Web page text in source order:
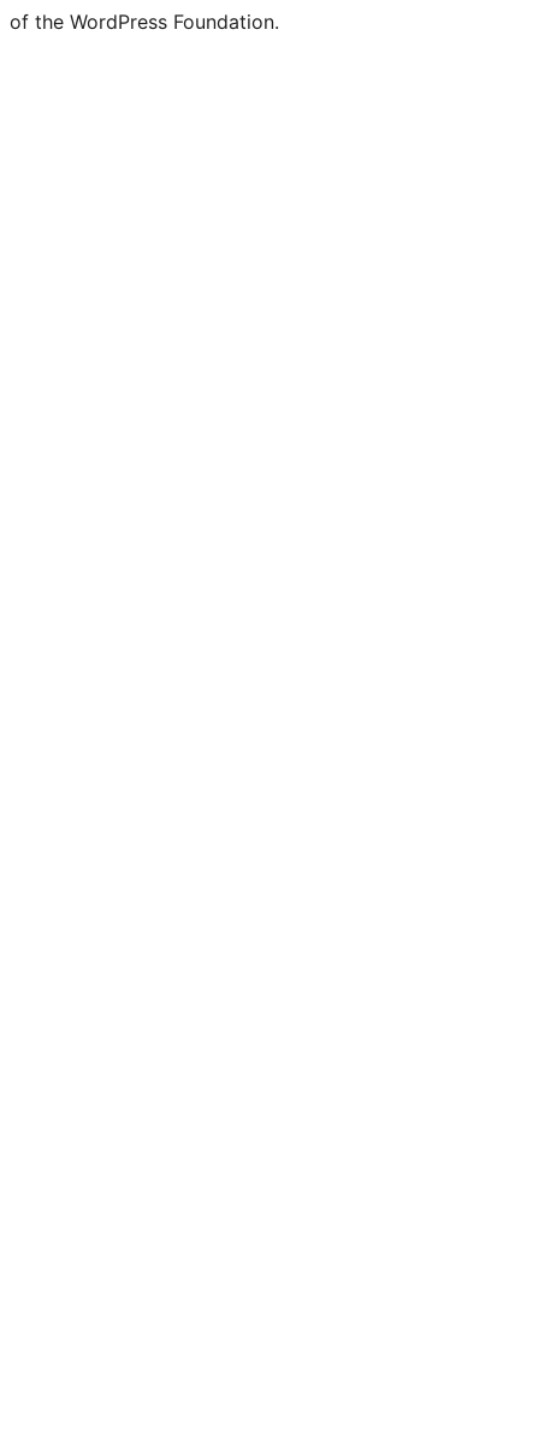
of the WordPress Foundation.